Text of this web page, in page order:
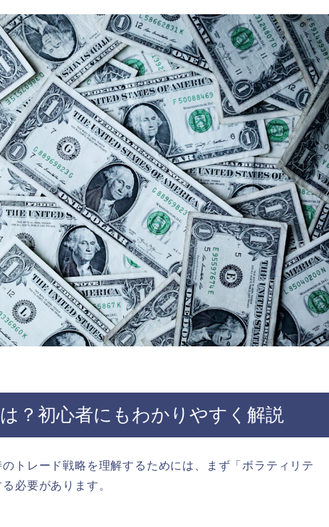
？初心者にもわかりやすく解説
トレード戦略を理解するためには、まず「ボラティリテ
必要があります。